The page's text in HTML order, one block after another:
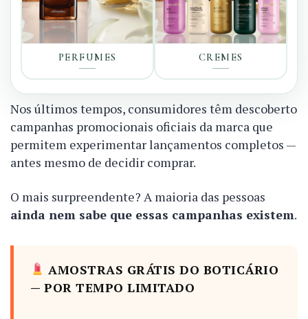
PERFUMES CREMES
Nos últimos tempos, consumidores têm descoberto
campanhas promocionais oficiais da marca que
permitem experimentar lançamentos completos —
antes mesmo de decidir comprar.
O mais surpreendente? A maioria das pessoas
ainda nem sabe que essas campanhas existem.
AMOSTRAS GRÁTIS DO BOTICÁRIO
— POR TEMPO LIMITADO